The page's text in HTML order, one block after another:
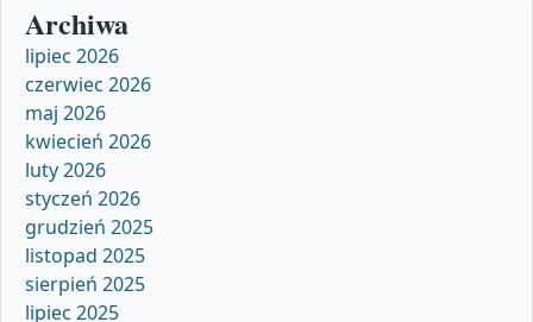
Archiwa
lipiec 2026
czerwiec 2026
maj 2026
kwiecień 2026
luty 2026
styczeń 2026
grudzień 2025
listopad 2025
sierpień 2025
lipiec 2025